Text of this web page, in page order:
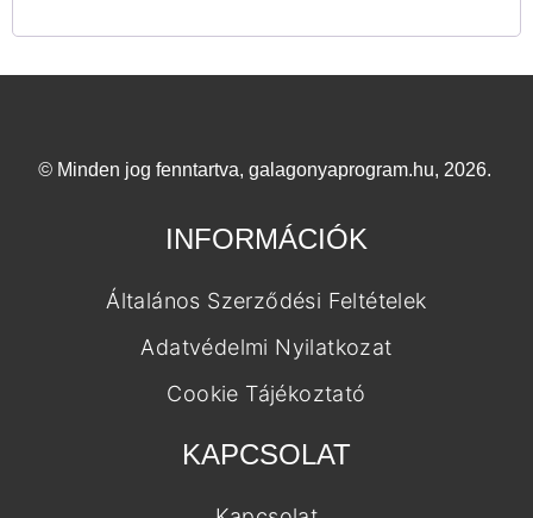
© Minden jog fenntartva, galagonyaprogram.hu, 2026.
INFORMÁCIÓK
Általános Szerződési Feltételek
Adatvédelmi Nyilatkozat
Cookie Tájékoztató
KAPCSOLAT